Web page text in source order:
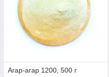
Агар-агар 1200, 500 г